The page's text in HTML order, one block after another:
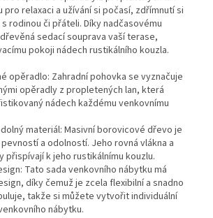
relaxaci a užívání si počasí, zdřímnutí si
rodinou či přáteli. Díky nadčasovému
sedací souprava vaší terase,
pokoji nádech rustikálního kouzla.
opěradlo: Zahradní pohovka se vyznačuje
opěradly z propletených lan, která
nádech každému venkovnímu
materiál: Masivní borovicové dřevo je
a odolností. Jeho rovná vlákna a
přispívají k jeho rustikálnímu kouzlu.
Tato sada venkovního nábytku má
díky čemuž je zcela flexibilní a snadno
takže si můžete vytvořit individuální
nábytku.